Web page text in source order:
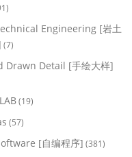
Engineering [岩土
(7)
Drawn Detail [手绘大样]
(19)
(57)
[自编程序] (381)